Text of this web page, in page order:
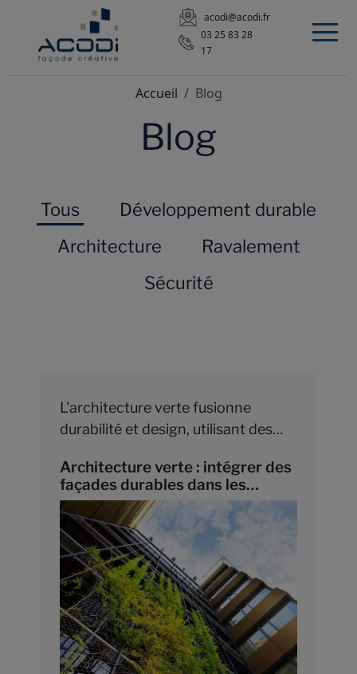
acodi@acodi.fr
03 25 83 28
17
Accueil Blog
Blog
Tous
Développement durable
Architecture
Ravalement
Sécurité
L'architecture verte fusionne
durabilité et design, utilisant des
technologies avancées pour des
bâtiments esthétiquement
plaisants et respectueux de
l'environnement.
Architecture verte : intégrer des
façades durables dans les
constructions de demain